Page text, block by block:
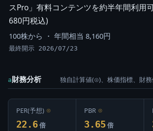
スPro」有料コンテンツを約半年間利用
680円税込)
100株から ・ 年間相当 8,160円
最終開示 2026/07/23
a財務分析 独自計算値(⊙)、株価指標、財
PER(予想) ⊙
22.6 倍
PBR ⊙
3.65 倍